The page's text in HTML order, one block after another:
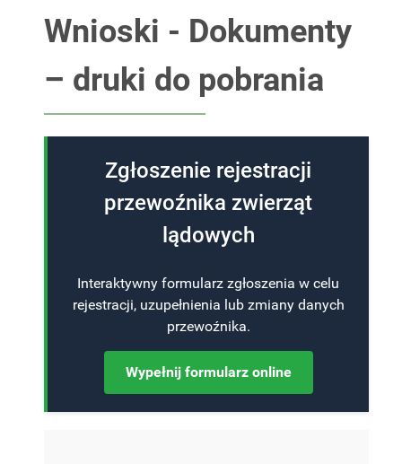
Wnioski - Dokumenty
– druki do pobrania
Zgłoszenie rejestracji
przewoźnika zwierząt
lądowych
Interaktywny formularz zgłoszenia w celu
rejestracji, uzupełnienia lub zmiany danych
przewoźnika.
Wypełnij formularz online